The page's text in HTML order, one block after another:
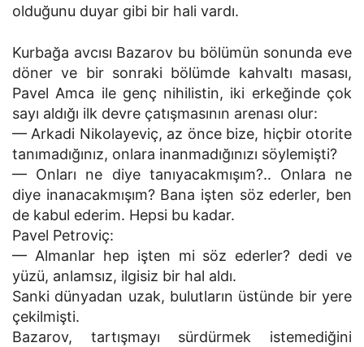
olduğunu duyar gibi bir hali vardı.
Kurbağa avcısı Bazarov bu bölümün sonunda eve
döner ve bir sonraki bölümde kahvaltı masası,
Pavel Amca ile genç nihilistin, iki erkeğinde çok
sayı aldığı ilk devre çatışmasının arenası olur:
— Arkadi Nikolayeviç, az önce bize, hiçbir otorite
tanımadığınız, onlara inanmadığınızı söylemişti?
— Onları ne diye tanıyacakmışım?.. Onlara ne
diye inanacakmışım? Bana işten söz ederler, ben
de kabul ederim. Hepsi bu kadar.
Pavel Petroviç:
— Almanlar hep işten mi söz ederler? dedi ve
yüzü, anlamsız, ilgisiz bir hal aldı.
Sanki dünyadan uzak, bulutların üstünde bir yere
çekilmişti.
Bazarov, tartışmayı sürdürmek istemediğini